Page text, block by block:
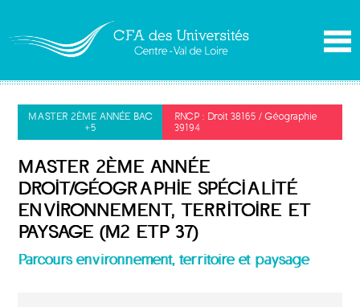
MASTER 2ÈME ANNÉE BAC
+5
RNCP : Droit 38165 / Géographie
39194
MASTER 2ÈME ANNÉE
DROIT/GÉOGRAPHIE SPÉCIALITÉ
ENVIRONNEMENT, TERRITOIRE ET
PAYSAGE (M2 ETP 37)
Parcours environnement, territoire et paysage